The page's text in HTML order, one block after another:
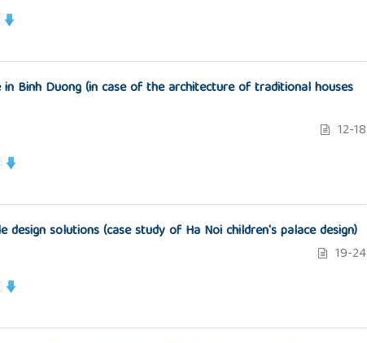
Binh Duong (in case of the architecture of traditional houses
12-18
solutions (case study of Ha Noi children's palace design)
19-24